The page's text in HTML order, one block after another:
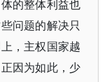
的整体利益也
问题的解决只
，主权国家越
因为如此，少